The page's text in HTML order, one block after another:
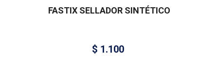
FASTIX SELLADOR SINTÉTICO
$ 1.100